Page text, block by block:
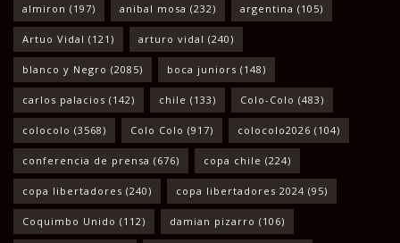
almiron (197) anibal mosa (232) argentina (105)
Artuo Vidal (121) arturo vidal (240)
blanco y Negro (2085) boca juniors (148)
carlos palacios (142) chile (133) Colo-Colo (483)
colocolo (3568) Colo Colo (917) colocolo2026 (104)
conferencia de prensa (676) copa chile (224)
copa libertadores (240) copa libertadores 2024 (95)
Coquimbo Unido (112) damian pizarro (106)